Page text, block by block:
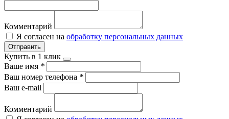
Комментарий
Я согласен на обработку персональных данных
Отправить
Купить в 1 клик
Ваше имя *
Ваш номер телефона *
Ваш e-mail
Комментарий